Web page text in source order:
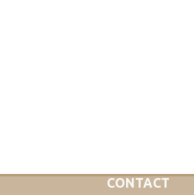
CONTACT